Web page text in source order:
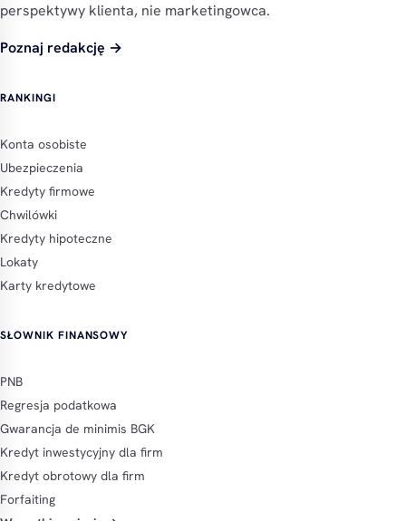
perspektywy klienta, nie marketingowca.
Poznaj redakcję →
RANKINGI
Konta osobiste
Ubezpieczenia
Kredyty firmowe
Chwilówki
Kredyty hipoteczne
Lokaty
Karty kredytowe
SŁOWNIK FINANSOWY
PNB
Regresja podatkowa
Gwarancja de minimis BGK
Kredyt inwestycyjny dla firm
Kredyt obrotowy dla firm
Forfaiting